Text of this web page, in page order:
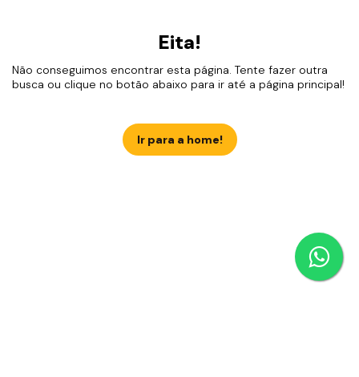
Eita!
Não conseguimos encontrar esta página. Tente fazer outra
busca ou clique no botão abaixo para ir até a página principal!
Ir para a home!